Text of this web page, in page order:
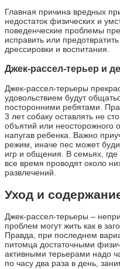
Главная причина вредных
недостаток физических и
поведенческие проблемы
исправить или
дрессировки и воспитания.
Джек-рассел-терьер и
Джек-рассел-терьеры
удовольствием будут
посторонними ребятами.
3 лет собаку оставлять не
объятий или неосторожного
напугав ребенка. Важно
режим, иначе пес может
игр и общения. В семьях, где
все время проводят около
развлечений.
Уход и
Джек-рассел-терьеры –
проблем могут жить как в
Правда, при последнем
питомца достаточными
активными терьерами надо
по часу два раза в день,